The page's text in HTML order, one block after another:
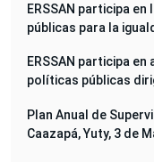
ERSSAN participa
públicas para la
ERSSAN participa
políticas públicas
Plan Anual de
Caazapá, Yuty, 3 de